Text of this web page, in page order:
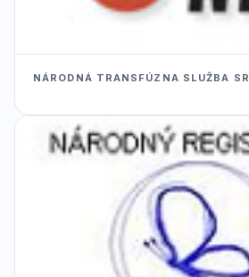
NÁRODNÁ TRANSFÚZNA SLUŽBA SR